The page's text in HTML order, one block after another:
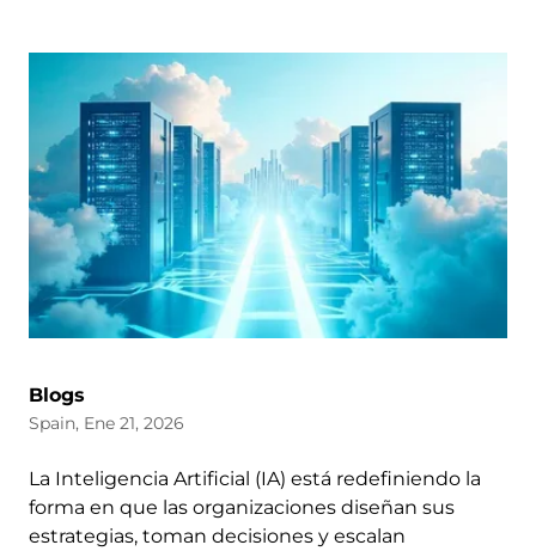
Blogs
Spain, Ene 21, 2026
La Inteligencia Artificial (IA) está redefiniendo la
forma en que las organizaciones diseñan sus
estrategias, toman decisiones y escalan